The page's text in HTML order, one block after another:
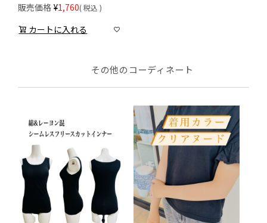
販売価格 ¥1,760 税込
カートに入れる
その他のコーディネート